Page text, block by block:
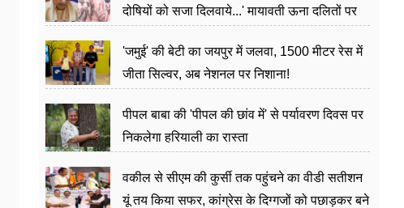
दोषियों को सजा दिलवाये...' मायावती ऊना दलितों पर
'जमुई' की बेटी का जयपुर में जलवा, 1500 मीटर रेस में
जीता सिल्वर, अब नेशनल पर निशाना!
पीपल बाबा की 'पीपल की छांव में' से पर्यावरण दिवस पर
निकलेगा हरियाली का रास्ता
वकील से सीएम की कुर्सी तक पहुंचने का वीडी सतीशन
यूं तय किया सफर, कांग्रेस के दिग्गजों को पछाड़कर बने